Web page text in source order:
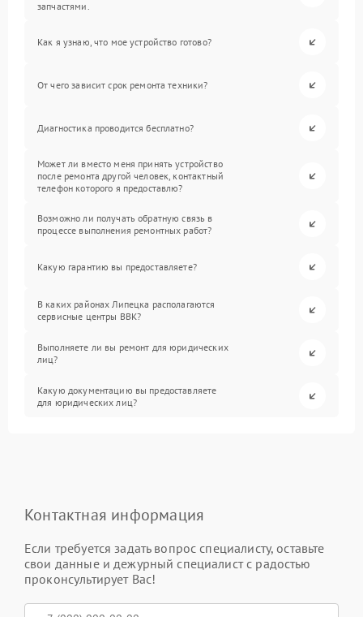
запчастями.
Как я узнаю, что мое устройство готово?
От чего зависит срок ремонта техники?
Диагностика проводится бесплатно?
Может ли вместо меня принять устройство
после ремонта другой человек, контактный
телефон которого я предоставлю?
Возможно ли получать обратную связь в
процессе выполнения ремонтных работ?
Какую гарантию вы предоставляете?
В каких районах Липецка располагаются
сервисные центры BBK?
Выполняете ли вы ремонт для юридических
лиц?
Какую документацию вы предоставляете
для юридических лиц?
Контактная информация
Если требуется задать вопрос специалисту, оставьте
свои данные и дежурный специалист с радостью
проконсультирует Вас!